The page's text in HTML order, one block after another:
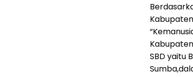
SBD yaitu